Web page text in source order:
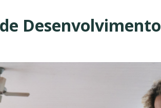
Desenvolvimento